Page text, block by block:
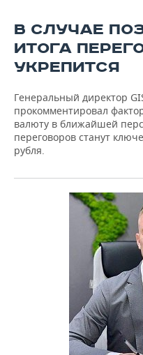
В СЛУЧАЕ
ИТОГА
УКРЕПИТСЯ
Генеральный директор
прокомментировал
валюту в ближайшей
переговоров станут
рубля.